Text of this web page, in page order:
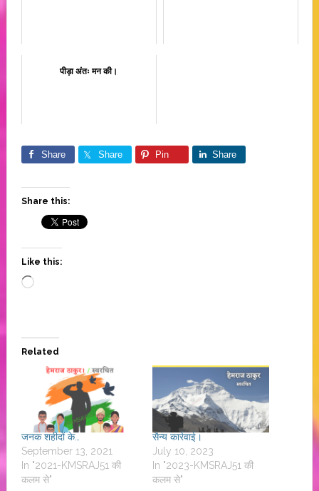
पीड़ा अंतः मन की।
Share Share Pin Share
Share this:
Like this:
Loading…
Related
जनक शहीदों के…
September 13, 2021
In "2021-KMSRAJ51 की
कलम से"
सैन्य कार्रवाई।
July 10, 2023
In "2023-KMSRAJ51 की
कलम से"